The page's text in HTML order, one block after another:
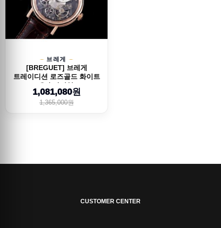
브레게
[BREGUET] 브레게
트레이디션 로즈골드 화이트
그레이 다이얼, ...
1,081,080원
1,365,000원
CUSTOMER CENTER